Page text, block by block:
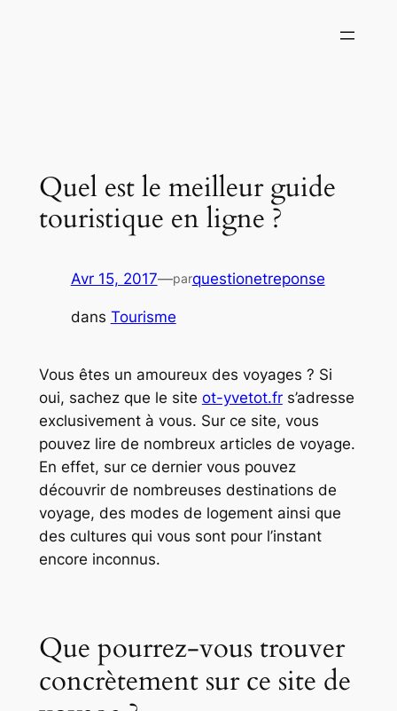
Quel est le meilleur guide
touristique en ligne ?
Avr 15, 2017—parquestionetreponse
dans Tourisme
Vous êtes un amoureux des voyages ? Si
oui, sachez que le site ot-yvetot.frs’adresse
exclusivement à vous. Sur ce site, vous
pouvez lire de nombreux articles de voyage.
En effet, sur ce dernier vous pouvez
découvrir de nombreuses destinations de
voyage, des modes de logement ainsi que
des cultures qui vous sont pour l’instant
encore inconnus.
Que pourrez-vous trouver
concrètement sur ce site de